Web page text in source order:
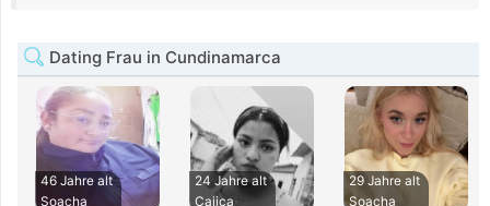
Dating Frau in Cundinamarca
46 Jahre alt
Soacha
24 Jahre alt
Cajica
29 Jahre alt
Soacha